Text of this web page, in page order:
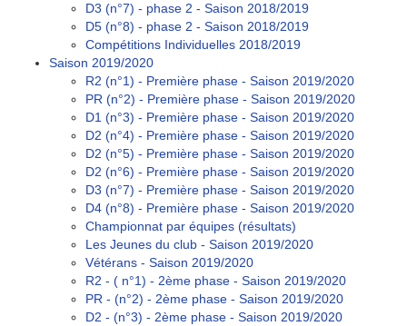
D3 (n°7) - phase 2 - Saison 2018/2019
D5 (n°8) - phase 2 - Saison 2018/2019
Compétitions Individuelles 2018/2019
Saison 2019/2020
R2 (n°1) - Première phase - Saison 2019/2020
PR (n°2) - Première phase - Saison 2019/2020
D1 (n°3) - Première phase - Saison 2019/2020
D2 (n°4) - Première phase - Saison 2019/2020
D2 (n°5) - Première phase - Saison 2019/2020
D2 (n°6) - Première phase - Saison 2019/2020
D3 (n°7) - Première phase - Saison 2019/2020
D4 (n°8) - Première phase - Saison 2019/2020
Championnat par équipes (résultats)
Les Jeunes du club - Saison 2019/2020
Vétérans - Saison 2019/2020
R2 - ( n°1) - 2ème phase - Saison 2019/2020
PR - (n°2) - 2ème phase - Saison 2019/2020
D2 - (n°3) - 2ème phase - Saison 2019/2020